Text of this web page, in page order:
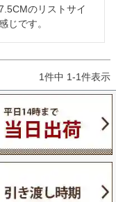
のリストサイ
じです。
1件中 1-1件表示